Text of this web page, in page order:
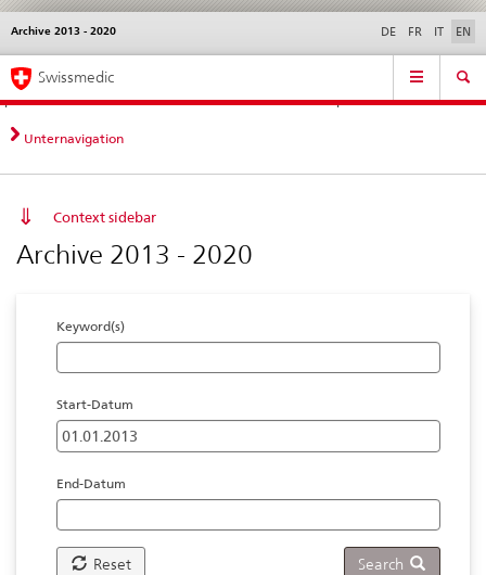
Direct
navigation:
news,
legal
contact
News &
standards
Contact | Support &
Help
Archive 2013 - 2020
Languages DE FR IT EN
Service
Main
Navigation
Swissmedic
Unternavigation
Context sidebar
Archive 2013 - 2020
Keyword(s)
Start-Datum
End-Datum
Reset Search